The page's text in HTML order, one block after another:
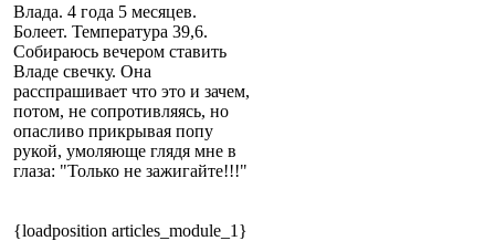
Влада. 4 года 5 месяцев.
Болеет. Температура 39,6.
Собираюсь вечером ставить
Владе свечку. Она
расспрашивает что это и зачем,
потом, не сопротивляясь, но
опасливо прикрывая попу
рукой, умоляюще глядя мне в
глаза: "Только не зажигайте!!!"
{loadposition articles_module_1}